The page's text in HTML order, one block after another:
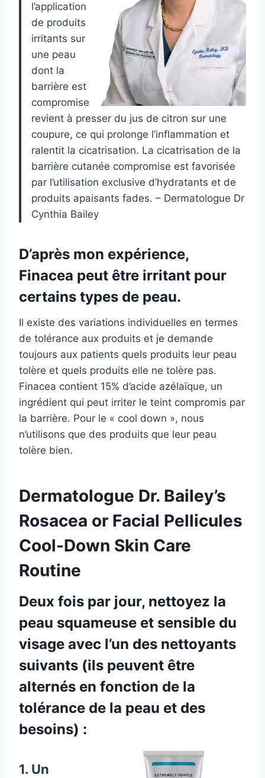
l’application
de produits
irritants sur
une peau
dont la
barrière est
compromise
revient à presser du jus de citron sur une
coupure, ce qui prolonge l’inflammation et
ralentit la cicatrisation. La cicatrisation de la
barrière cutanée compromise est favorisée
par l’utilisation exclusive d’hydratants et de
produits apaisants fades. – Dermatologue Dr
Cynthia Bailey
D’après mon expérience,
Finacea peut être irritant pour
certains types de peau.
Il existe des variations individuelles en termes
de tolérance aux produits et je demande
toujours aux patients quels produits leur peau
tolère et quels produits elle ne tolère pas.
Finacea contient 15% d’acide azélaïque, un
ingrédient qui peut irriter le teint compromis par
la barrière. Pour le « cool down », nous
n’utilisons que des produits que leur peau
tolère bien.
Dermatologue Dr. Bailey’s
Rosacea or Facial Pellicules
Cool-Down Skin Care
Routine
Deux fois par jour, nettoyez la
peau squameuse et sensible du
visage avec l’un des nettoyants
suivants (ils peuvent être
alternés en fonction de la
tolérance de la peau et des
besoins) :
1. Un